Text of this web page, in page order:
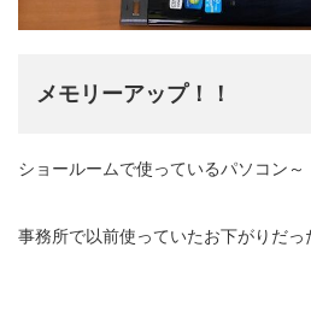
メモリーアップ！！
ショールームで使っているパソコン～
事務所で以前使っていたお下がりだっ